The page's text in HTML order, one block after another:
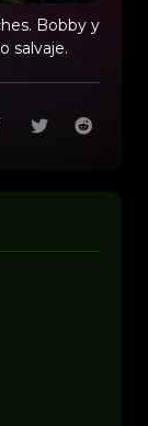
Bobby y
salvaje.